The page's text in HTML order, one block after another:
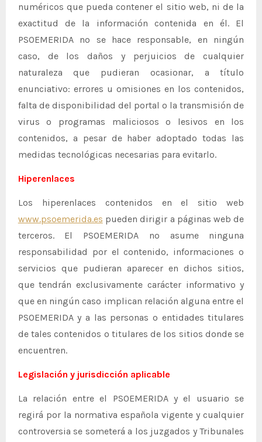
numéricos que pueda contener el sitio web, ni de la
exactitud de la información contenida en él. El
PSOEMERIDA no se hace responsable, en ningún
caso, de los daños y perjuicios de cualquier
naturaleza que pudieran ocasionar, a título
enunciativo: errores u omisiones en los contenidos,
falta de disponibilidad del portal o la transmisión de
virus o programas maliciosos o lesivos en los
contenidos, a pesar de haber adoptado todas las
medidas tecnológicas necesarias para evitarlo.
Hiperenlaces
Los hiperenlaces contenidos en el sitio web
www.psoemerida.es pueden dirigir a páginas web de
terceros. El PSOEMERIDA no asume ninguna
responsabilidad por el contenido, informaciones o
servicios que pudieran aparecer en dichos sitios,
que tendrán exclusivamente carácter informativo y
que en ningún caso implican relación alguna entre el
PSOEMERIDA y a las personas o entidades titulares
de tales contenidos o titulares de los sitios donde se
encuentren.
Legislación y jurisdicción aplicable
La relación entre el PSOEMERIDA y el usuario se
regirá por la normativa española vigente y cualquier
controversia se someterá a los juzgados y Tribunales